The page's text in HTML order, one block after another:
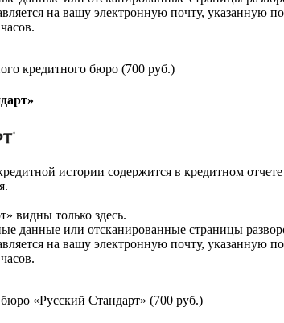
на вашу электронную почту, указанную
кредитного бюро (700 руб.)
истории содержится в кредитном
видны только здесь.
данные или отсканированные страницы
на вашу электронную почту, указанную
«Русский Стандарт» (700 руб.)